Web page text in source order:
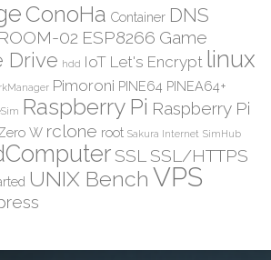
ConoHa Container DNS
02 ESP8266 Game
Drive hdd IoT Let's Encrypt linux
Pimoroni PINE64 PINEA64+
Raspberry Pi Raspberry Pi
W rclone root Sakura Internet SimHub
SSL SSL/HTTPS
UNIX Bench VPS